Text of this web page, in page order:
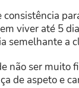
viver até 5
semelhante a
não ser muito
de aspeto e